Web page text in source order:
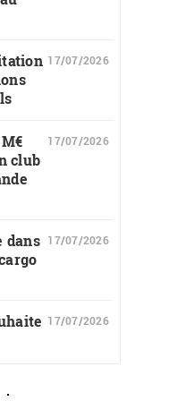
17/07/2026
club
17/07/2026
dans 17/07/2026
17/07/2026